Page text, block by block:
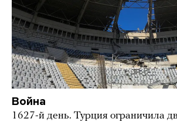
Война
1627-й день. Турция ограничила